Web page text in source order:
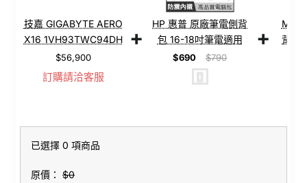
技嘉 GIGABYTE AERO
X16 1VH93TWC94DH
幻月白【Ryzen Al 7
350/16G/RTX 5060
$56,900
訂購請洽客服
+
HP 惠普 原廠筆電側背
包 16-18吋筆電適用
【側背包/筆電
包/Buy3c奇展】
$690 $790
+
MSI
背包
已選擇 0 項商品
原價： $0